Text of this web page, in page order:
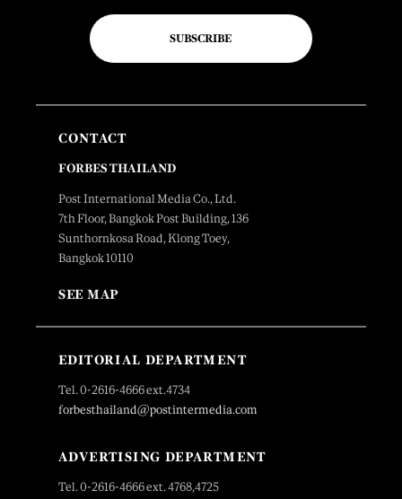
SUBSCRIBE
CONTACT
FORBES THAILAND
Post International Media Co., Ltd.
7th Floor, Bangkok Post Building, 136
Sunthornkosa Road, Klong Toey,
Bangkok 10110
SEE MAP
EDITORIAL DEPARTMENT
Tel. 0-2616-4666 ext.4734
forbesthailand@postintermedia.com
ADVERTISING DEPARTMENT
Tel. 0-2616-4666 ext. 4768,4725